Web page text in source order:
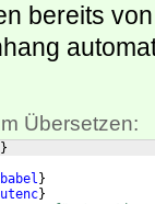
bereits
Übersetzen:
}
babel }
}